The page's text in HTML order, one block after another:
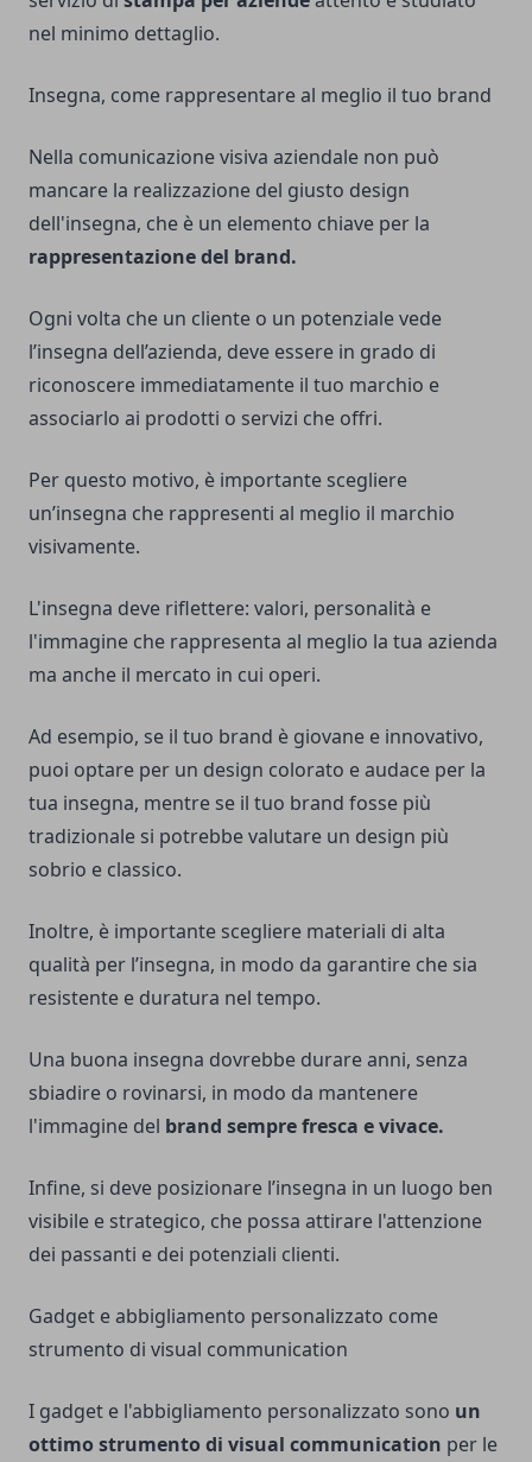
nel minimo dettaglio.
Insegna, come rappresentare al meglio il tuo brand
Nella comunicazione visiva aziendale non può
mancare la realizzazione del giusto design
dell'insegna, che è un elemento chiave per la
rappresentazione del brand.
Ogni volta che un cliente o un potenziale vede
l’insegna dell’azienda, deve essere in grado di
riconoscere immediatamente il tuo marchio e
associarlo ai prodotti o servizi che offri.
Per questo motivo, è importante scegliere
un’insegna che rappresenti al meglio il marchio
visivamente.
L'insegna deve riflettere: valori, personalità e
l'immagine che rappresenta al meglio la tua azienda
ma anche il mercato in cui operi.
Ad esempio, se il tuo brand è giovane e innovativo,
puoi optare per un design colorato e audace per la
tua insegna, mentre se il tuo brand fosse più
tradizionale si potrebbe valutare un design più
sobrio e classico.
Inoltre, è importante scegliere materiali di alta
qualità per l’insegna, in modo da garantire che sia
resistente e duratura nel tempo.
Una buona insegna dovrebbe durare anni, senza
sbiadire o rovinarsi, in modo da mantenere
l'immagine del brand sempre fresca e vivace.
Infine, si deve posizionare l’insegna in un luogo ben
visibile e strategico, che possa attirare l'attenzione
dei passanti e dei potenziali clienti.
Gadget e abbigliamento personalizzato come
strumento di visual communication
I gadget e l'abbigliamento personalizzato sono un
ottimo strumento di visual communication per le